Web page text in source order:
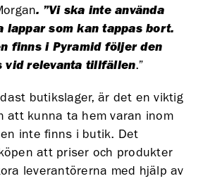
. ”Vi ska inte använda
lappar som kan tappas bort.
finns i Pyramid följer den
vid relevanta tillfällen.”
butikslager, är det en viktig
att kunna ta hem varan inom
inte finns i butik. Det
att priser och produkter
leverantörerna med hjälp av